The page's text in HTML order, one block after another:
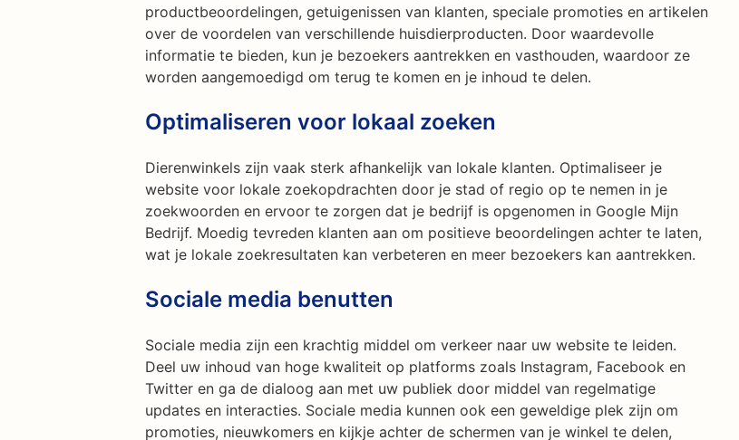
productbeoordelingen, getuigenissen van klanten, speciale promoties en artikelen
over de voordelen van verschillende huisdierproducten. Door waardevolle
informatie te bieden, kun je bezoekers aantrekken en vasthouden, waardoor ze
worden aangemoedigd om terug te komen en je inhoud te delen.
Optimaliseren voor lokaal zoeken
Dierenwinkels zijn vaak sterk afhankelijk van lokale klanten. Optimaliseer je
website voor lokale zoekopdrachten door je stad of regio op te nemen in je
zoekwoorden en ervoor te zorgen dat je bedrijf is opgenomen in Google Mijn
Bedrijf. Moedig tevreden klanten aan om positieve beoordelingen achter te laten,
wat je lokale zoekresultaten kan verbeteren en meer bezoekers kan aantrekken.
Sociale media benutten
Sociale media zijn een krachtig middel om verkeer naar uw website te leiden.
Deel uw inhoud van hoge kwaliteit op platforms zoals Instagram, Facebook en
Twitter en ga de dialoog aan met uw publiek door middel van regelmatige
updates en interacties. Sociale media kunnen ook een geweldige plek zijn om
promoties, nieuwkomers en kijkje achter de schermen van je winkel te delen,